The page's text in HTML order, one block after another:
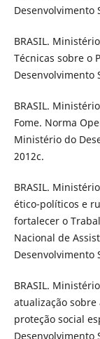
Desenvolvimento
BRASIL.
Técnicas sobre o
Desenvolvimento
BRASIL.
Fome. Norma
Ministério do
2012c.
BRASIL.
ético-políticos e
fortalecer o
Nacional de
Desenvolvimento
BRASIL.
atualização sobre
proteção social
Desenvolvimento